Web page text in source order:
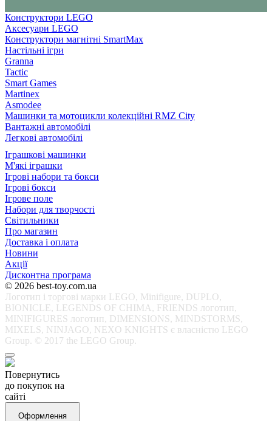
Конструктори LEGO
Аксесуари LEGO
Конструктори магнітні SmartMax
Настільні ігри
Granna
Tactic
Smart Games
Martinex
Asmodee
Машинки та мотоцикли колекційні RMZ City
Вантажні автомобілі
Легкові автомобілі
Іграшкові машинки
М'які іграшки
Ігрові набори та бокси
Ігрові бокси
Ігрове поле
Набори для творчості
Світильники
Про магазин
Доставка і оплата
Новини
Акції
Дисконтна програма
© 2026 best-toy.com.ua
Логотип і торгові марки LEGO, Minifigure, DUPLO,
BIONICLE, LEGENDS OF CHIMA, FRIENDS логотип,
MINIFIGURES логотип, DIMENSIONS, MINDSTORMS,
MIXELS, NINJAGO, NEXO KNIGHTS є власністю LEGO
Group. © 2017 the LEGO Group.
Повернутись
до покупок на
сайті
Оформлення